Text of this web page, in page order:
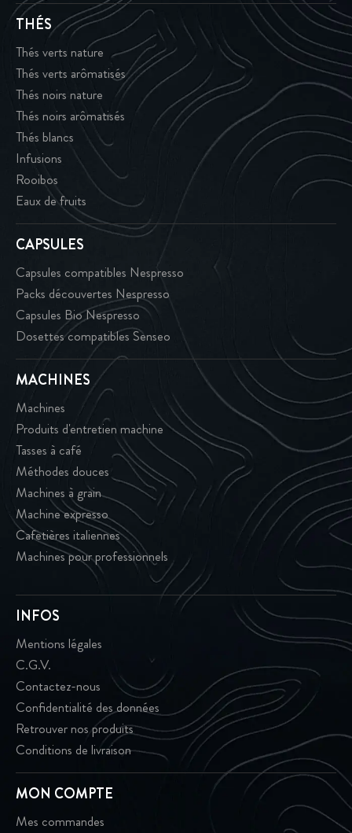
THÉS
Thés verts nature
Thés verts arômatisés
Thés noirs nature
Thés noirs arômatisés
Thés blancs
Infusions
Rooibos
Eaux de fruits
CAPSULES
Capsules compatibles Nespresso
Packs découvertes Nespresso
Capsules Bio Nespresso
Dosettes compatibles Senseo
MACHINES
Machines
Produits d'entretien machine
Tasses à café
Méthodes douces
Machines à grain
Machine expresso
Cafetières italiennes
Machines pour professionnels
INFOS
Mentions légales
C.G.V.
Contactez-nous
Confidentialité des données
Retrouver nos produits
Conditions de livraison
MON COMPTE
Mes commandes